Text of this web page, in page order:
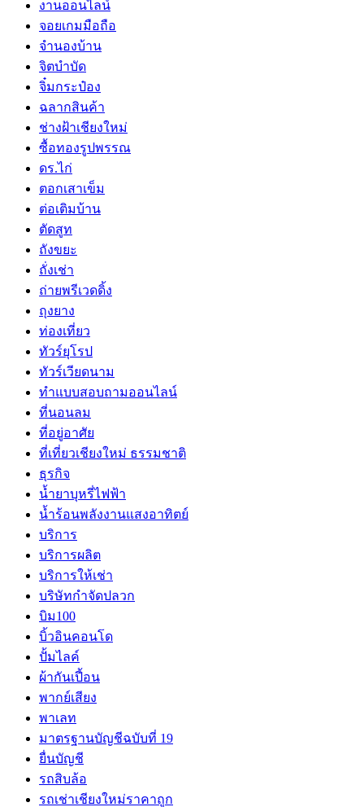
งานออนไลน์
จอยเกมมือถือ
จำนองบ้าน
จิตบำบัด
จิ๋มกระป๋อง
ฉลากสินค้า
ช่างฝ้าเชียงใหม่
ซื้อทองรูปพรรณ
ดร.ไก่
ตอกเสาเข็ม
ต่อเติมบ้าน
ตัดสูท
ถังขยะ
ถั่งเช่า
ถ่ายพรีเวดดิ้ง
ถุงยาง
ท่องเที่ยว
ทัวร์ยุโรป
ทัวร์เวียดนาม
ทำแบบสอบถามออนไลน์
ที่นอนลม
ที่อยู่อาศัย
ที่เที่ยวเชียงใหม่ ธรรมชาติ
ธุรกิจ
น้ำยาบุหรี่ไฟฟ้า
น้ำร้อนพลังงานแสงอาทิตย์
บริการ
บริการผลิต
บริการให้เช่า
บริษัทกำจัดปลวก
บิม100
บิ้วอินคอนโด
ปั้มไลค์
ผ้ากันเปี้อน
พากย์เสียง
พาเลท
มาตรฐานบัญชีฉบับที่ 19
ยื่นบัญชี
รถสิบล้อ
รถเช่าเชียงใหม่ราคาถูก